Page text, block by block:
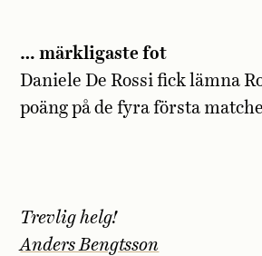
… märkligaste fot
Daniele De Rossi fick lämna
poäng på de fyra första
Trevlig helg!
Anders Bengtsson